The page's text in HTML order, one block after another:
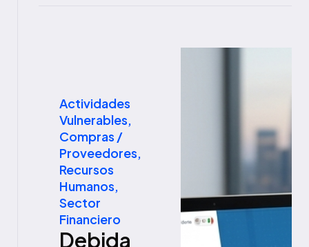
Actividades
Vulnerables,
Compras /
Proveedores,
Recursos
Humanos,
Sector
Financiero
Debida